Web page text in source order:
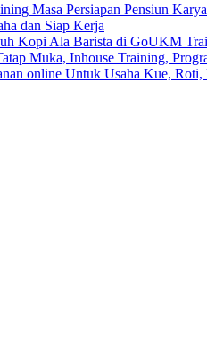
Masa Persiapan Pensiun
dan Siap Kerja
Kopi Ala Barista di GoUKM
Muka, Inhouse Training,
online Untuk Usaha Kue,